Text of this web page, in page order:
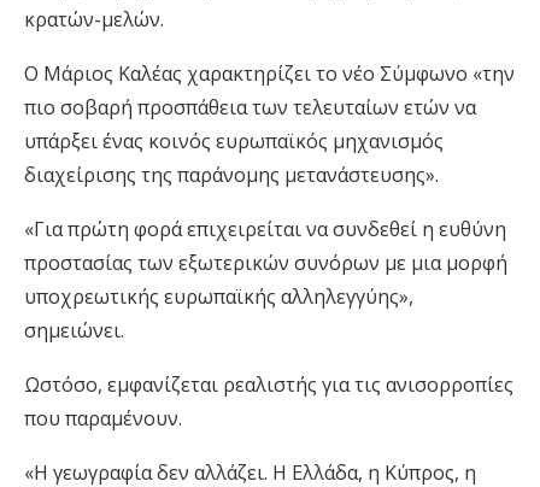
κρατών-μελών.
Ο Μάριος Καλέας χαρακτηρίζει το νέο Σύμφωνο «την
πιο σοβαρή προσπάθεια των τελευταίων ετών να
υπάρξει ένας κοινός ευρωπαϊκός μηχανισμός
διαχείρισης της παράνομης μετανάστευσης».
«Για πρώτη φορά επιχειρείται να συνδεθεί η ευθύνη
προστασίας των εξωτερικών συνόρων με μια μορφή
υποχρεωτικής ευρωπαϊκής αλληλεγγύης»,
σημειώνει.
Ωστόσο, εμφανίζεται ρεαλιστής για τις ανισορροπίες
που παραμένουν.
«Η γεωγραφία δεν αλλάζει. Η Ελλάδα, η Κύπρος, η